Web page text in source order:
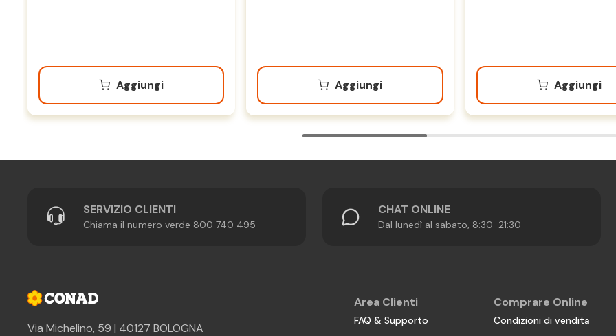
Aggiungi Aggiungi Aggiungi
SERVIZIO CLIENTI
Chiama il numero verde 800 740 495
CHAT ONLINE
Dal lunedì al sabato, 8:30-21:30
Via Michelino, 59 | 40127 BOLOGNA
Area Clienti
FAQ & Supporto
Comprare Online
Condizioni di vendita